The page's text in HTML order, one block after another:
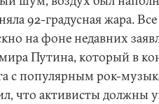
92-градусная жара.
на фоне недавних
Путина, который в
с популярным рок-
что активисты должны